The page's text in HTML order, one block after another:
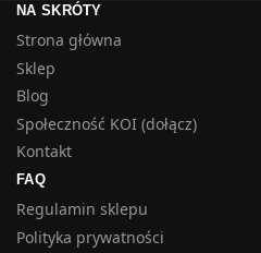
NA SKRÓTY
Strona główna
Sklep
Blog
Społeczność KOI (dołącz)
Kontakt
FAQ
Regulamin sklepu
Polityka prywatności